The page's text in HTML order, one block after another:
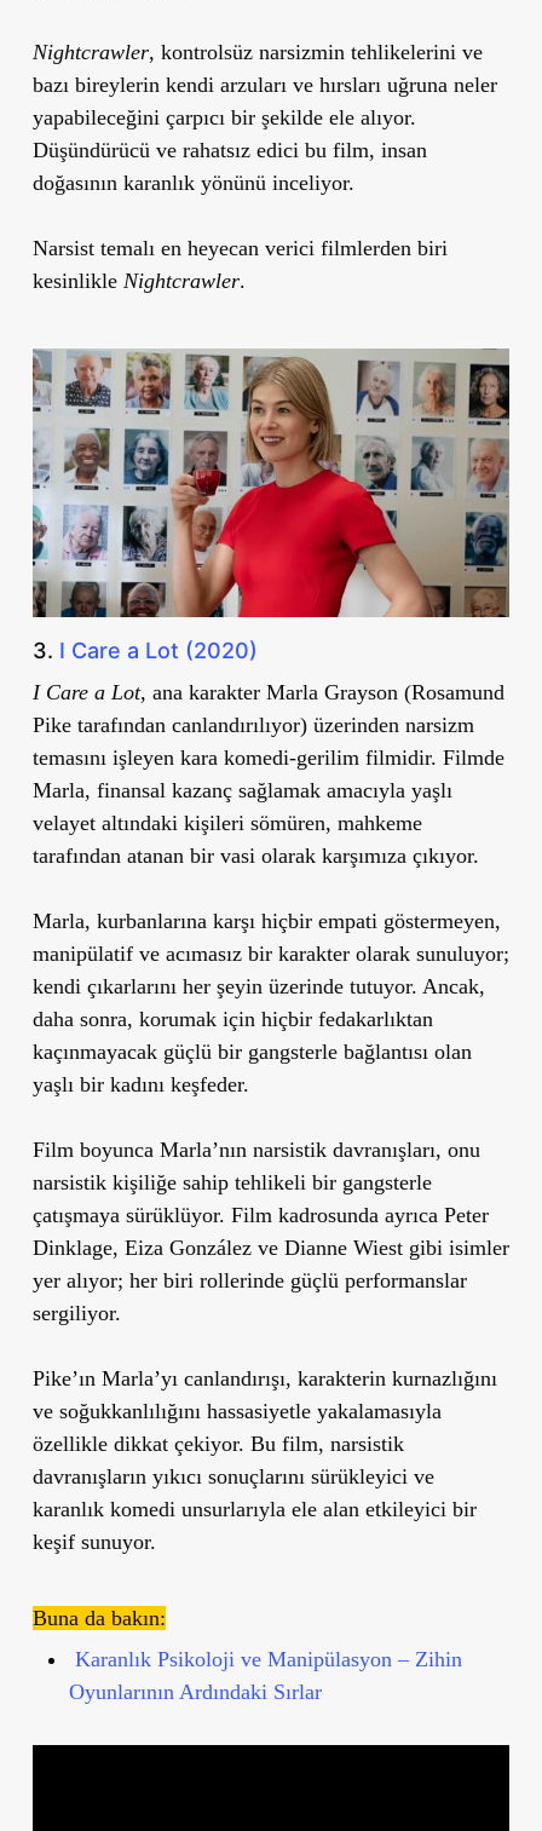
Nightcrawler, kontrolsüz narsizmin tehlikelerini ve
bazı bireylerin kendi arzuları ve hırsları uğruna neler
yapabileceğini çarpıcı bir şekilde ele alıyor.
Düşündürücü ve rahatsız edici bu film, insan
doğasının karanlık yönünü inceliyor.
Narsist temalı en heyecan verici filmlerden biri
kesinlikle Nightcrawler.
3. I Care a Lot (2020)
I Care a Lot, ana karakter Marla Grayson (Rosamund
Pike tarafından canlandırılıyor) üzerinden narsizm
temasını işleyen kara komedi-gerilim filmidir. Filmde
Marla, finansal kazanç sağlamak amacıyla yaşlı
velayet altındaki kişileri sömüren, mahkeme
tarafından atanan bir vasi olarak karşımıza çıkıyor.
Marla, kurbanlarına karşı hiçbir empati göstermeyen,
manipülatif ve acımasız bir karakter olarak sunuluyor;
kendi çıkarlarını her şeyin üzerinde tutuyor. Ancak,
daha sonra, korumak için hiçbir fedakarlıktan
kaçınmayacak güçlü bir gangsterle bağlantısı olan
yaşlı bir kadını keşfeder.
Film boyunca Marla’nın narsistik davranışları, onu
narsistik kişiliğe sahip tehlikeli bir gangsterle
çatışmaya sürüklüyor. Film kadrosunda ayrıca Peter
Dinklage, Eiza González ve Dianne Wiest gibi isimler
yer alıyor; her biri rollerinde güçlü performanslar
sergiliyor.
Pike’ın Marla’yı canlandırışı, karakterin kurnazlığını
ve soğukkanlılığını hassasiyetle yakalamasıyla
özellikle dikkat çekiyor. Bu film, narsistik
davranışların yıkıcı sonuçlarını sürükleyici ve
karanlık komedi unsurlarıyla ele alan etkileyici bir
keşif sunuyor.
Buna da bakın:
Karanlık Psikoloji ve Manipülasyon – Zihin
Oyunlarının Ardındaki Sırlar